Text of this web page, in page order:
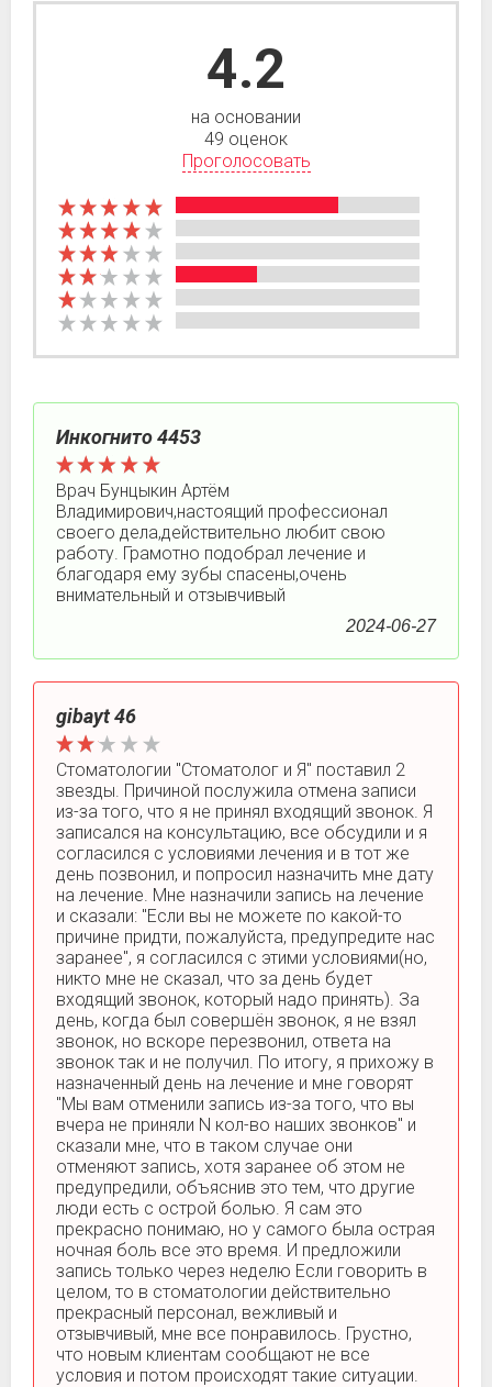
4.2
на основании
49 оценок
Проголосовать
Инкогнито 4453
Врач Бунцыкин Артём
Владимирович,настоящий профессионал
своего дела,действительно любит свою
работу. Грамотно подобрал лечение и
благодаря ему зубы спасены,очень
внимательный и отзывчивый
2024-06-27
gibayt 46
Стоматологии "Стоматолог и Я" поставил 2
звезды. Причиной послужила отмена записи
из-за того, что я не принял входящий звонок. Я
записался на консультацию, все обсудили и я
согласился с условиями лечения и в тот же
день позвонил, и попросил назначить мне дату
на лечение. Мне назначили запись на лечение
и сказали: "Если вы не можете по какой-то
причине придти, пожалуйста, предупредите нас
заранее", я согласился с этими условиями(но,
никто мне не сказал, что за день будет
входящий звонок, который надо принять). За
день, когда был совершён звонок, я не взял
звонок, но вскоре перезвонил, ответа на
звонок так и не получил. По итогу, я прихожу в
назначенный день на лечение и мне говорят
"Мы вам отменили запись из-за того, что вы
вчера не приняли N кол-во наших звонков" и
сказали мне, что в таком случае они
отменяют запись, хотя заранее об этом не
предупредили, объяснив это тем, что другие
люди есть с острой болью. Я сам это
прекрасно понимаю, но у самого была острая
ночная боль все это время. И предложили
запись только через неделю Если говорить в
целом, то в стоматологии действительно
прекрасный персонал, вежливый и
отзывчивый, мне все понравилось. Грустно,
что новым клиентам сообщают не все
условия и потом происходят такие ситуации.